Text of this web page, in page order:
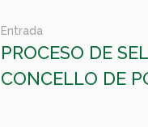
Entrada
PROCESO DE
CONCELLO DE